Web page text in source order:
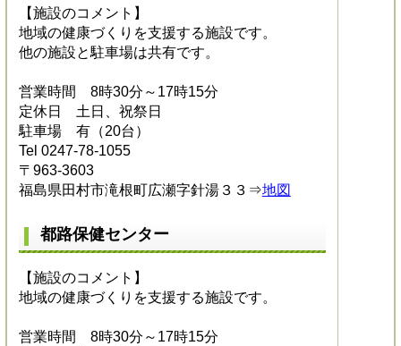
【施設のコメント】
地域の健康づくりを支援する施設です。
他の施設と駐車場は共有です。
営業時間 8時30分～17時15分
定休日 土日、祝祭日
駐車場 有（20台）
Tel 0247-78-1055
〒963-3603
福島県田村市滝根町広瀬字針湯３３⇒地図
都路保健センター
【施設のコメント】
地域の健康づくりを支援する施設です。
営業時間 8時30分～17時15分